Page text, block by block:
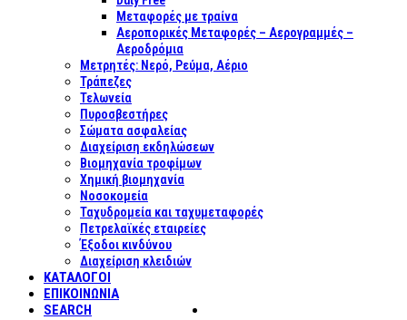
Μεταφορές με τραίνα
Αεροπορικές Μεταφορές – Αερογραμμές –
Αεροδρόμια
Μετρητές: Νερό, Ρεύμα, Αέριο
Τράπεζες
Τελωνεία
Πυροσβεστήρες
Σώματα ασφαλείας
Διαχείριση εκδηλώσεων
Βιομηχανία τροφίμων
Χημική βιομηχανία
Νοσοκομεία
Ταχυδρομεία και ταχυμεταφορές
Πετρελαϊκές εταιρείες
Έξοδοι κινδύνου
Διαχείριση κλειδιών
ΚΑΤΑΛΟΓΟΙ
ΕΠΙΚΟΙΝΩΝΊΑ
SEARCH